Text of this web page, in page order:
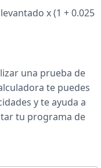
x (1 + 0.025
una prueba de
te puedes
y te ayuda a
tu programa de